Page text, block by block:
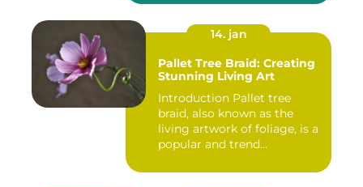
14. jan
Pallet Tree Braid: Creating
Stunning Living Art
Introduction Pallet tree
braid, also known as the
living artwork of foliage, is a
popular and trend...